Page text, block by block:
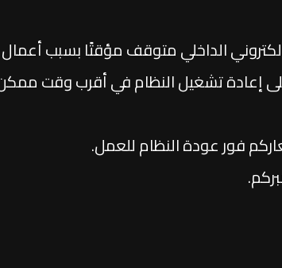
الداخلي متوقف مؤقتًا بسبب
إعادة تشغيل النظام في أقرب وقت
فور عودة النظام للعمل.